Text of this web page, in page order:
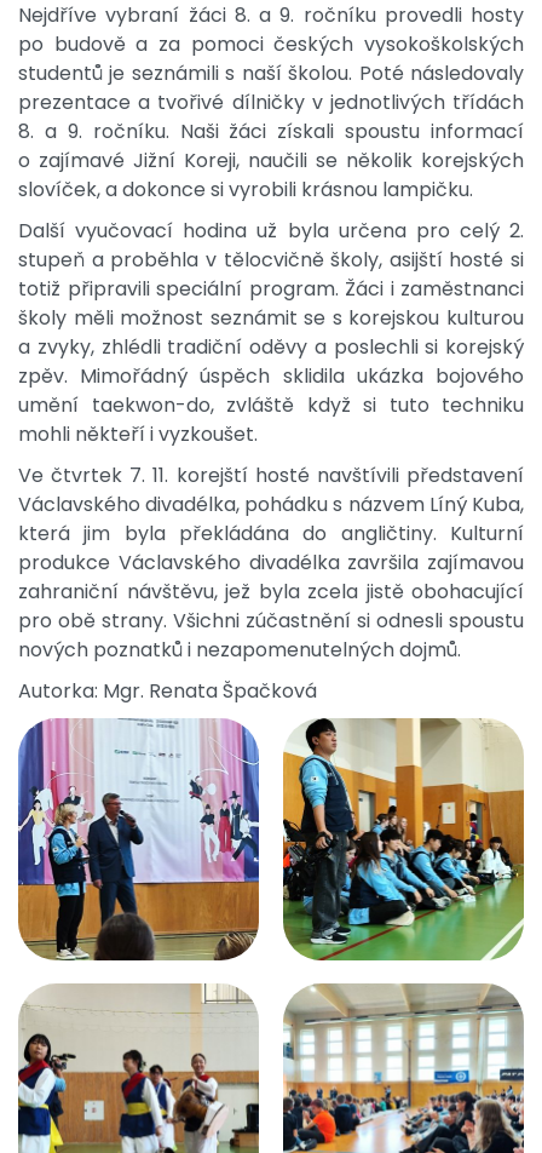
Nejdříve vybraní žáci 8. a 9. ročníku provedli hosty
po budově a za pomoci českých vysokoškolských
studentů je seznámili s naší školou. Poté následovaly
prezentace a tvořivé dílničky v jednotlivých třídách
8. a 9. ročníku. Naši žáci získali spoustu informací
o zajímavé Jižní Koreji, naučili se několik korejských
slovíček, a dokonce si vyrobili krásnou lampičku.
Další vyučovací hodina už byla určena pro celý 2.
stupeň a proběhla v tělocvičně školy, asijští hosté si
totiž připravili speciální program. Žáci i zaměstnanci
školy měli možnost seznámit se s korejskou kulturou
a zvyky, zhlédli tradiční oděvy a poslechli si korejský
zpěv. Mimořádný úspěch sklidila ukázka bojového
umění taekwon-do, zvláště když si tuto techniku
mohli někteří i vyzkoušet.
Ve čtvrtek 7. 11. korejští hosté navštívili představení
Václavského divadélka, pohádku s názvem Líný Kuba,
která jim byla překládána do angličtiny. Kulturní
produkce Václavského divadélka završila zajímavou
zahraniční návštěvu, jež byla zcela jistě obohacující
pro obě strany. Všichni zúčastnění si odnesli spoustu
nových poznatků i nezapomenutelných dojmů.
Autorka: Mgr. Renata Špačková